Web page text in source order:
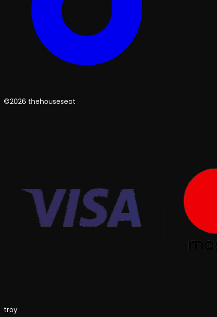
©2026 thehouseseat
troy